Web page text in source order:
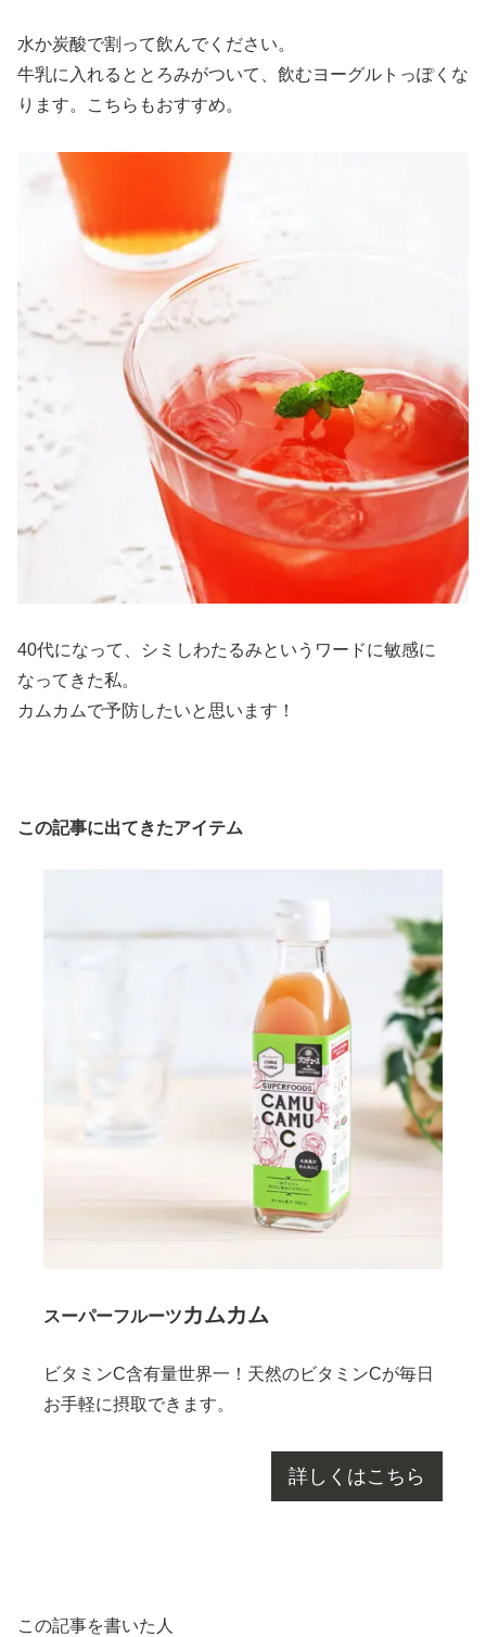
水か炭酸で割って飲んでください。
牛乳に入れるととろみがついて、飲むヨーグルトっぽくな
ります。こちらもおすすめ。
40代になって、シミしわたるみというワードに敏感に
なってきた私。
カムカムで予防したいと思います！
この記事に出てきたアイテム
スーパーフルーツカムカム
ビタミンC含有量世界一！天然のビタミンCが毎日
お手軽に摂取できます。
詳しくはこちら
この記事を書いた人